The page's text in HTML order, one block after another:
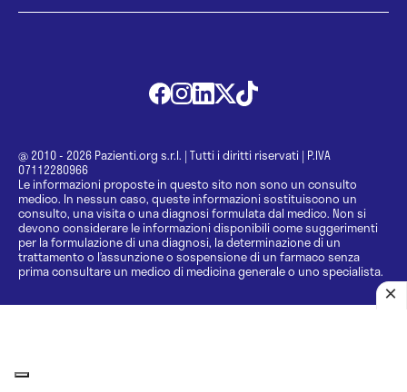
@ 2010 - 2026 Pazienti.org s.r.l. | Tutti i diritti riservati | P.IVA
07112280966
Le informazioni proposte in questo sito non sono un consulto
medico. In nessun caso, queste informazioni sostituiscono un
consulto, una visita o una diagnosi formulata dal medico. Non si
devono considerare le informazioni disponibili come suggerimenti
per la formulazione di una diagnosi, la determinazione di un
trattamento o l’assunzione o sospensione di un farmaco senza
prima consultare un medico di medicina generale o uno specialista.